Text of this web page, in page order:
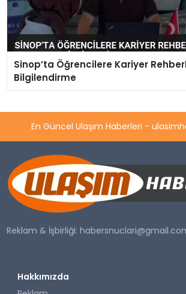
Sinop’ta Öğrencilere Kariyer
Bilgilendirme
En Güncel Ulaşım Haberleri -
Reklam & İşbirliği:
Hakkımızda